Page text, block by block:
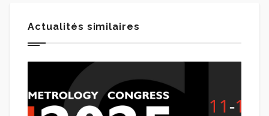
Actualités similaires